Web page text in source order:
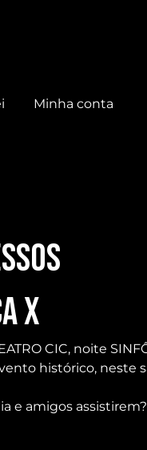
Minha conta
X
CIC, noite
histórico, neste
e amigos